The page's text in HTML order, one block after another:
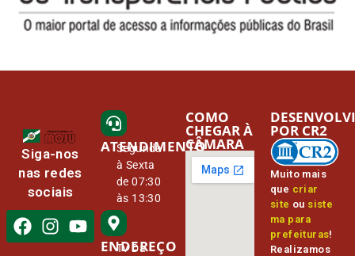
Siga-nos
nas redes
sociais
ATENDIMENTO
Segunda
à Sexta
de 07:30
às 13:30
ENDEREÇO
Tv Da
COMO
CHEGAR À
CÂMARA
Muito mais
que criar
site ou siste
ma para
prefeituras!
Realizamos
POR CR2